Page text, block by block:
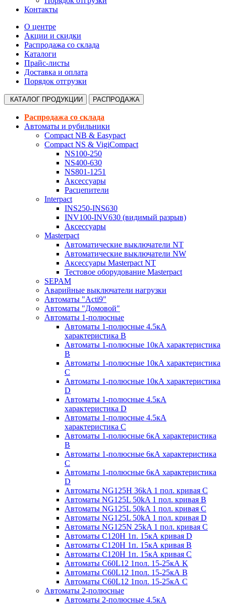
Контакты
О центре
Акции и скидки
Распродажа со склада
Каталоги
Прайс-листы
Доставка и оплата
Порядок отгрузки
КАТАЛОГ ПРОДУКЦИИ РАСПРОДАЖА
Распродажа со склада
Автоматы и рубильники
Compact NB & Easypact
Compact NS & VigiCompact
NS100-250
NS400-630
NS801-1251
Аксессуары
Расцепители
Interpact
INS250-INS630
INV100-INV630 (видимый разрыв)
Аксессуары
Masterpact
Автоматические выключатели NT
Автоматические выключатели NW
Аксессуары Masterpact NT
Тестовое оборудование Masterpact
SEPAM
Аварийные выключатели нагрузки
Автоматы "Acti9"
Автоматы "Домовой"
Автоматы 1-полюсные
Автоматы 1-полюсные 4.5кА
характеристика В
Автоматы 1-полюсные 10кА характеристика
B
Автоматы 1-полюсные 10кА характеристика
C
Автоматы 1-полюсные 10кА характеристика
D
Автоматы 1-полюсные 4.5кА
характеристика D
Автоматы 1-полюсные 4.5кА
характеристика С
Автоматы 1-полюсные 6кА характеристика
B
Автоматы 1-полюсные 6кА характеристика
C
Автоматы 1-полюсные 6кА характеристика
D
Автоматы NG125H 36kA 1 пол. кривая C
Автоматы NG125L 50kA 1 пол. кривая B
Автоматы NG125L 50kA 1 пол. кривая C
Автоматы NG125L 50kA 1 пол. кривая D
Автоматы NG125N 25kA 1 пол. кривая C
Автоматы С120H 1п. 15кА кривая D
Автоматы С120H 1п. 15кА кривая В
Автоматы С120H 1п. 15кА кривая С
Автоматы С60L12 1пол. 15-25кА K
Автоматы С60L12 1пол. 15-25кА В
Автоматы С60L12 1пол. 15-25кА С
Автоматы 2-полюсные
Автоматы 2-полюсные 4.5кА